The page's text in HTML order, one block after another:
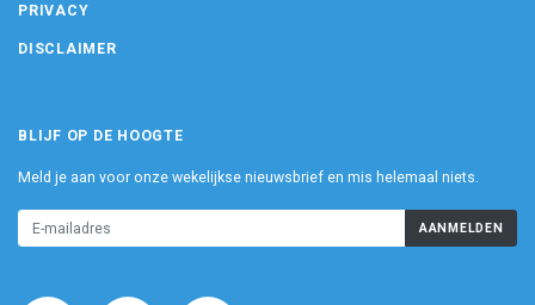
PRIVACY
DISCLAIMER
BLIJF OP DE HOOGTE
Meld je aan voor onze wekelijkse nieuwsbrief en mis helemaal niets.
AANMELDEN